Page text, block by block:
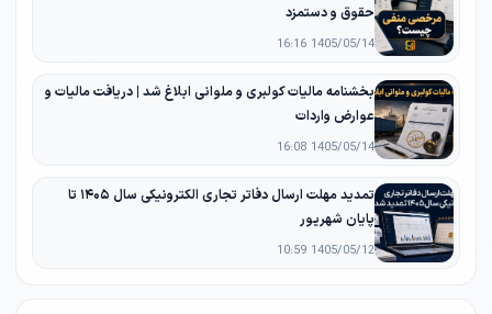
حقوق و دستمزد
1405/05/14 16:16
بخشنامه مالیات کولبری و ملوانی ابلاغ شد | دریافت مالیات و
عوارض واردات
1405/05/14 16:08
تمدید مهلت ارسال دفاتر تجاری الکترونیکی سال ۱۴۰۵ تا
پایان شهریور
1405/05/12 10:59